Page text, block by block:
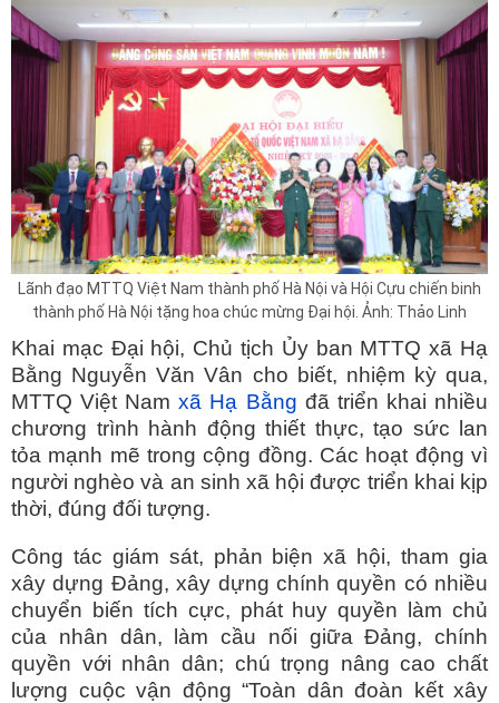
Lãnh đạo MTTQ Việt Nam thành phố Hà Nội và Hội Cựu chiến binh
thành phố Hà Nội tặng hoa chúc mừng Đại hội. Ảnh: Thảo Linh
Khai mạc Đại hội, Chủ tịch Ủy ban MTTQ xã Hạ
Bằng Nguyễn Văn Vân cho biết, nhiệm kỳ qua,
MTTQ Việt Namxã Hạ Bằng đã triển khai nhiều
chương trình hành động thiết thực, tạo sức lan
tỏa mạnh mẽ trong cộng đồng. Các hoạt động vì
người nghèo và an sinh xã hội được triển khai kịp
thời, đúng đối tượng.
Công tác giám sát, phản biện xã hội, tham gia
xây dựng Đảng, xây dựng chính quyền có nhiều
chuyển biến tích cực, phát huy quyền làm chủ
của nhân dân, làm cầu nối giữa Đảng, chính
quyền với nhân dân; chú trọng nâng cao chất
lượng cuộc vận động “Toàn dân đoàn kết xây